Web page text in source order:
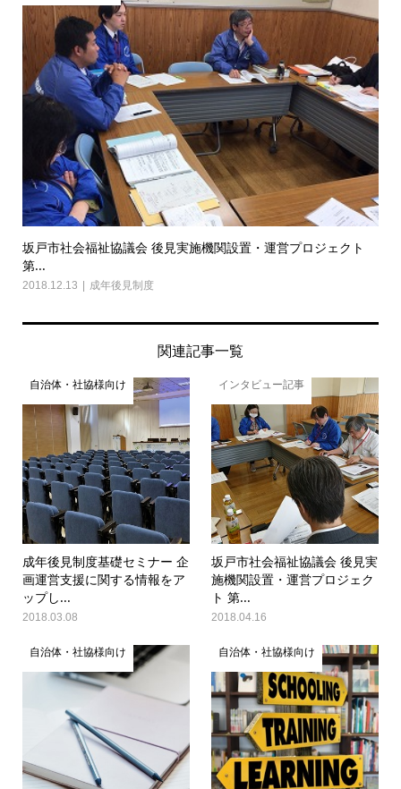
坂戸市社会福祉協議会 後見実施機関設置・運営プロジェクト
第...
2018.12.13 成年後見制度
関連記事一覧
自治体・社協様向け
成年後見制度基礎セミナー 企
画運営支援に関する情報をア
ップし...
2018.03.08
インタビュー記事
坂戸市社会福祉協議会 後見実
施機関設置・運営プロジェク
ト 第...
2018.04.16
自治体・社協様向け 自治体・社協様向け